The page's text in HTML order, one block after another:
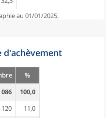
au 01/01/2025.
d'achèvement
%
086
100,0
120
11,0